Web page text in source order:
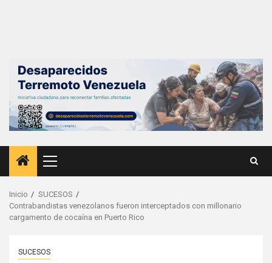
Menú
principal
Inicio
SUCESOS
Contrabandistas venezolanos fueron interceptados con millonario
cargamento de cocaína en Puerto Rico
SUCESOS